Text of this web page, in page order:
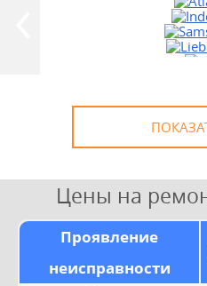
*
Цены на
Проявление
неисправности